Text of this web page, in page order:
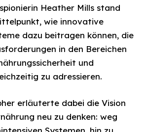
Heather Mills stand
wie innovative
dazu beitragen können, die
in den Bereichen
und
zu adressieren.
erläuterte dabei die Vision
neu zu denken: weg